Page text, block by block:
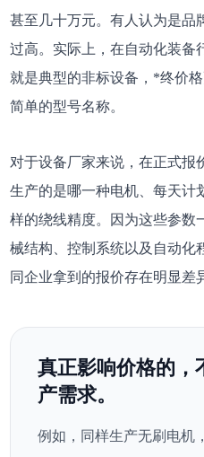
甚至几十万元。有人认为是品
过高。实际上，在自动化装备
就是典型的非标设备，*终价
简单的型号名称。
对于设备厂家来说，在正式报
生产的是哪一种电机、每天计
样的绕线精度。因为这些参数
械结构、控制系统以及自动化
同企业拿到的报价存在明显差
真正影响价格的，
产需求。
例如，同样生产无刷电机